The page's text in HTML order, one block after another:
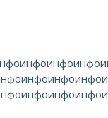
инфоинфоинфо
инфоинфоинфо
инфоинфоинфо